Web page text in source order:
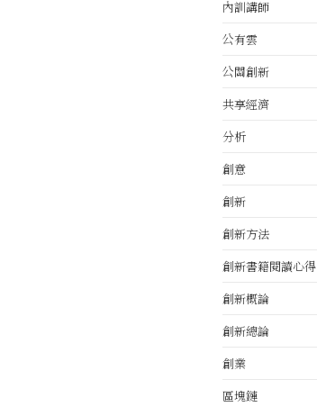
內訓講師
公有雲
公關創新
共享經濟
分析
創意
創新
創新方法
創新書籍閱讀心得
創新概論
創新總論
創業
區塊鏈